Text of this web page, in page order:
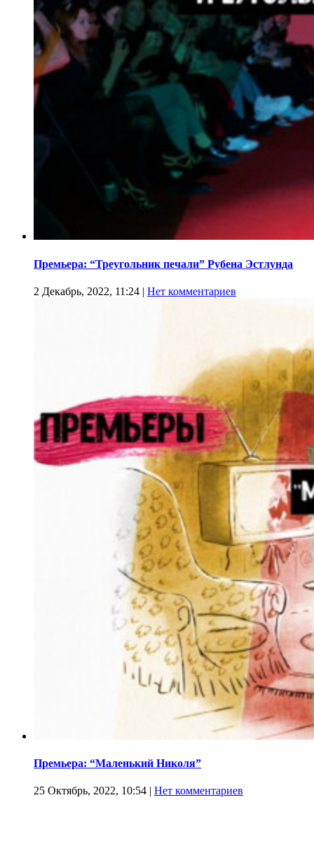
Премьера: “Треугольник печали” Рубена Эстлунда
2 Декабрь, 2022, 11:24 | Нет комментариев
Премьера: “Маленький Николя”
25 Октябрь, 2022, 10:54 | Нет комментариев